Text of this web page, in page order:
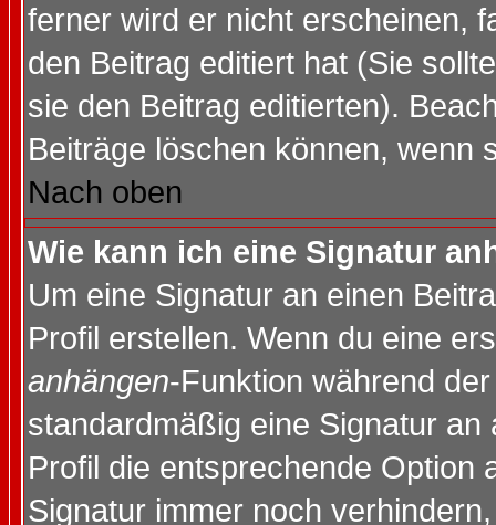
ferner wird er nicht erscheinen,
den Beitrag editiert hat (Sie
sie den Beitrag editierten).
Beiträge löschen können, wenn
Nach oben
Wie kann ich eine Signatur
Um eine Signatur an einen
Profil erstellen. Wenn du eine
anhängen-Funktion während
standardmäßig eine Signatur
Profil die entsprechende Option
Signatur immer noch